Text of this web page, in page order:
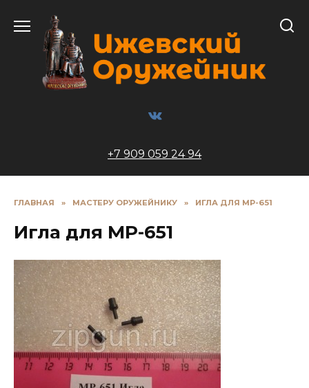
содержанию
+7 909 059 24 94
ГЛАВНАЯ » МАСТЕРУ ОРУЖЕЙНИКУ » ИГЛА ДЛЯ МР-651
Игла для МР-651